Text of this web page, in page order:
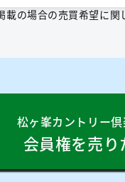
載の場合の売買希望に関
松ヶ峯カントリー
会員権を売り